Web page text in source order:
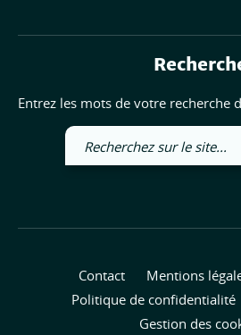
Entrez les mots de votre recherche
Recherchez
sur
Contact
Mentions
Politique de confidentialité
Gestion des